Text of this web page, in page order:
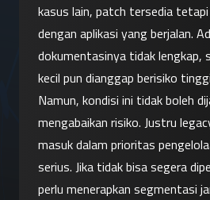
kasus lain, patch tersedia
dengan aplikasi yang berjalan.
dokumentasinya tidak lengkap,
kecil pun dianggap berisiko
Namun, kondisi ini tidak boleh
mengabaikan risiko. Justru
masuk dalam prioritas
serius. Jika tidak bisa segera
perlu menerapkan segmentasi